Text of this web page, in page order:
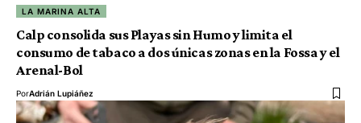
LA MARINA ALTA
Calp consolida sus Playas sin Humo y limita el
consumo de tabaco a dos únicas zonas en la Fossa y el
Arenal-Bol
PorAdrián Lupiáñez